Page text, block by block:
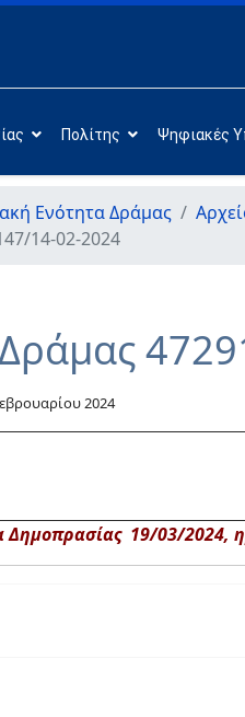
Πολίτης Ψηφιακές
Ενότητα Δράμας
14-02-2024
2024
Δημοπρασίας 19/03/2024,